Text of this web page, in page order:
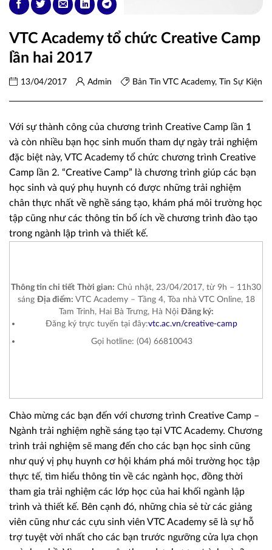
VTC Academy tổ chức Creative Camp
lần hai 2017
13/04/2017 Admin Bản Tin VTC Academy, Tin Sự Kiện
Với sự thành công của chương trình Creative Camp lần 1
và còn nhiều bạn học sinh muốn tham dự ngày trải nghiệm
đặc biệt này, VTC Academy tổ chức chương trình Creative
Camp lần 2. “Creative Camp” là chương trình giúp các bạn
học sinh và quý phụ huynh có được những trải nghiệm
chân thực nhất về nghề sáng tạo, khám phá môi trường học
tập cũng như các thông tin bổ ích về chương trình đào tạo
trong ngành lập trình và thiết kế.
Thông tin chi tiết Thời gian: Chủ nhật, 23/04/2017, từ 9h – 11h30
sáng Địa điểm: VTC Academy – Tầng 4, Tòa nhà VTC Online, 18
Tam Trinh, Hai Bà Trưng, Hà Nội Đăng ký:
Đăng ký trực tuyến tại đây:vtc.ac.vn/creative-camp
Gọi hotline: (04) 66810043
Chào mừng các bạn đến với chương trình Creative Camp –
Ngành trải nghiệm nghề sáng tạo tại VTC Academy. Chương
trình trải nghiệm sẽ mang đến cho các bạn học sinh cũng
như quý vị phụ huynh cơ hội khám phá môi trường học tập
thực tế, tìm hiểu thông tin về các ngành học, đồng thời
tham gia trải nghiệm các lớp học của hai khối ngành lập
trình và thiết kế. Bên cạnh đó, những chia sẻ từ các giảng
viên cũng như các cựu sinh viên VTC Academy sẽ là sự hỗ
trợ tuyệt vời nhất cho các bạn trước ngưỡng cửa lựa chọn